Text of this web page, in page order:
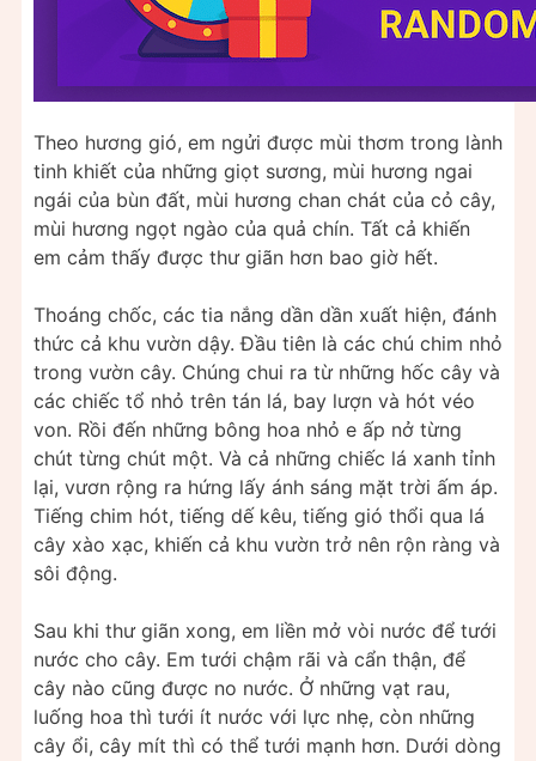
Theo hương gió, em ngửi được mùi thơm trong lành
tinh khiết của những giọt sương, mùi hương ngai
ngái của bùn đất, mùi hương chan chát của cỏ cây,
mùi hương ngọt ngào của quả chín. Tất cả khiến
em cảm thấy được thư giãn hơn bao giờ hết.
Thoáng chốc, các tia nắng dần dần xuất hiện, đánh
thức cả khu vườn dậy. Đầu tiên là các chú chim nhỏ
trong vườn cây. Chúng chui ra từ những hốc cây và
các chiếc tổ nhỏ trên tán lá, bay lượn và hót véo
von. Rồi đến những bông hoa nhỏ e ấp nở từng
chút từng chút một. Và cả những chiếc lá xanh tỉnh
lại, vươn rộng ra hứng lấy ánh sáng mặt trời ấm áp.
Tiếng chim hót, tiếng dế kêu, tiếng gió thổi qua lá
cây xào xạc, khiến cả khu vườn trở nên rộn ràng và
sôi động.
Sau khi thư giãn xong, em liền mở vòi nước để tưới
nước cho cây. Em tưới chậm rãi và cẩn thận, để
cây nào cũng được no nước. Ở những vạt rau,
luống hoa thì tưới ít nước với lực nhẹ, còn những
cây ổi, cây mít thì có thể tưới mạnh hơn. Dưới dòng